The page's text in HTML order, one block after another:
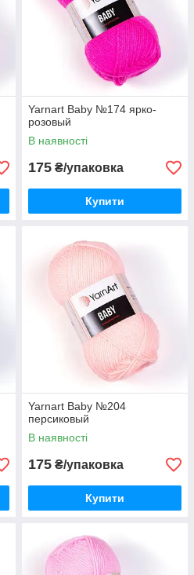
Yarnart Baby №174 ярко-
розовый
В наявності
175 ₴/упаковка
Купити
Yarnart Baby №204
персиковый
В наявності
175 ₴/упаковка
Купити